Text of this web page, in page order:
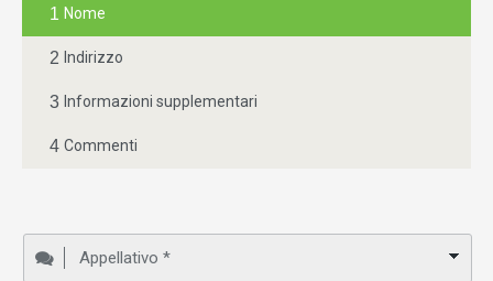
1 Nome
2 Indirizzo
3 Informazioni supplementari
4 Commenti